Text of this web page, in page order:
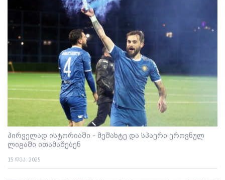
პირველად ისტორიაში - მეშახტე და სპაერი ეროვნულ
ლიგაში ითამაშებენ
15 დეკ. 2025